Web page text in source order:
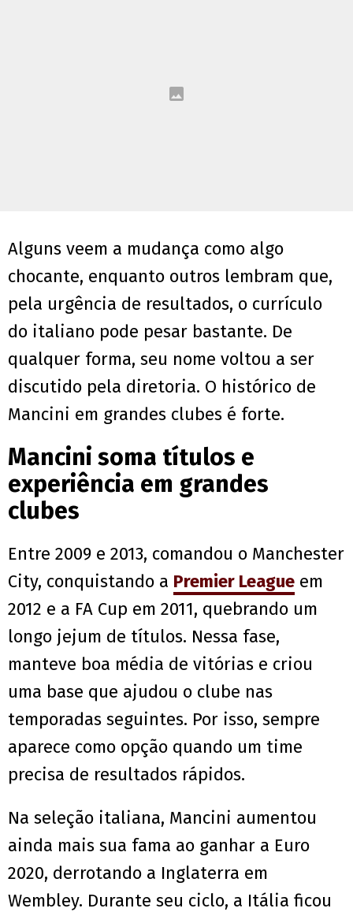
Alguns veem a mudança como algo
chocante, enquanto outros lembram que,
pela urgência de resultados, o currículo
do italiano pode pesar bastante. De
qualquer forma, seu nome voltou a ser
discutido pela diretoria. O histórico de
Mancini em grandes clubes é forte.
Mancini soma títulos e
experiência em grandes
clubes
Entre 2009 e 2013, comandou o Manchester
City, conquistando a Premier League em
2012 e a FA Cup em 2011, quebrando um
longo jejum de títulos. Nessa fase,
manteve boa média de vitórias e criou
uma base que ajudou o clube nas
temporadas seguintes. Por isso, sempre
aparece como opção quando um time
precisa de resultados rápidos.
Na seleção italiana, Mancini aumentou
ainda mais sua fama ao ganhar a Euro
2020, derrotando a Inglaterra em
Wembley. Durante seu ciclo, a Itália ficou